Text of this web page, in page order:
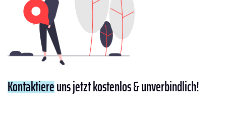
Kontaktiereuns jetzt kostenlos & unverbindlich!